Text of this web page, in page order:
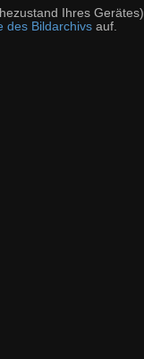
Ihres
des Bildarchivs auf.